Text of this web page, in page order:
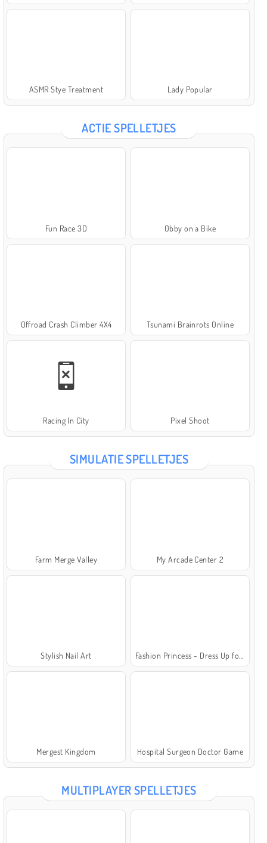
ASMR Stye Treatment Lady Popular
ACTIE SPELLETJES
Fun Race 3D Obby on a Bike
Offroad Crash Climber 4X4 Tsunami Brainrots Online
Racing In City Pixel Shoot
SIMULATIE SPELLETJES
Farm Merge Valley My Arcade Center 2
Stylish Nail Art
Mergest Kingdom Hospital Surgeon Doctor Game
MULTIPLAYER SPELLETJES